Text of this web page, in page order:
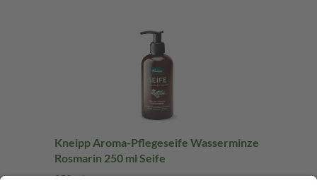
Kneipp Aroma-Pflegeseife Wasserminze
Rosmarin 250 ml Seife
250 ml